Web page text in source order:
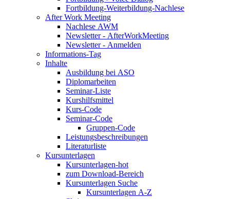
Fortbildung-Weiterbildung-Nachlese
After Work Meeting
Nachlese AWM
Newsletter - AfterWorkMeeting
Newsletter - Anmelden
Informations-Tag
Inhalte
Ausbildung bei ASO
Diplomarbeiten
Seminar-Liste
Kurshilfsmittel
Kurs-Code
Seminar-Code
Gruppen-Code
Leistungsbeschreibungen
Literaturliste
Kursunterlagen
Kursunterlagen-hot
zum Download-Bereich
Kursunterlagen Suche
Kursunterlagen A-Z